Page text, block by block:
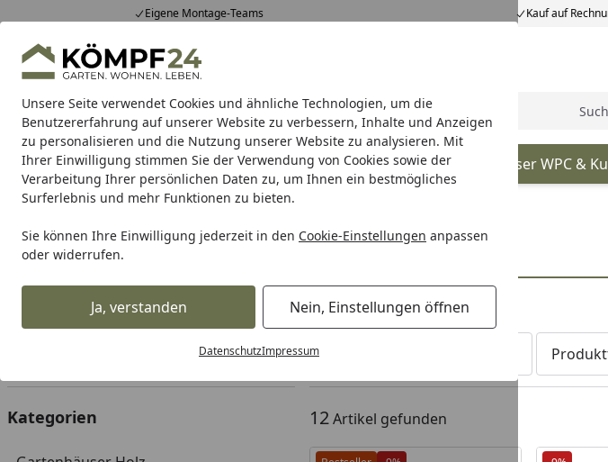
Unsere Seite verwendet Cookies und ähnliche Technologien, um die
Benutzererfahrung auf unserer Website zu verbessern, Inhalte und Anzeigen
zu personalisieren und die Nutzung unserer Website zu analysieren. Mit
Ihrer Einwilligung stimmen Sie der Verwendung von Cookies sowie der
Verarbeitung Ihrer persönlichen Daten zu, um Ihnen ein bestmögliches
Surferlebnis und mehr Funktionen zu bieten.
Sie können Ihre Einwilligung jederzeit in den Cookie-Einstellungen anpassen
oder widerrufen.
Ja, verstanden Nein, Einstellungen öffnen
DatenschutzImpressum
Eigene Montage-Teams Kauf auf
Hotline0 71 588 01 81
Mo-Fr. 8-16 Uhr 25.961 Bewertungen
Alle Produkte
Alle ProdukteHighlights Tipps & Tricks Suche
Gartenhaus Gartenhäuser Holz Gartenhäuser Metall Gartenhäuser WPC &
Startseite
Sechseck Pavillons
Ihre Artikelübersicht
Serviceleistungen
Kategorien 12Artikel gefunden